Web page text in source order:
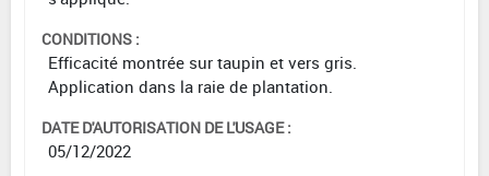
CONDITIONS :
Efficacité montrée sur taupin et vers gris.
Application dans la raie de plantation.
DATE D'AUTORISATION DE L'USAGE :
05/12/2022